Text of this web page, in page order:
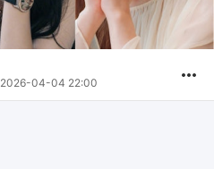
2026-04-04 22:00